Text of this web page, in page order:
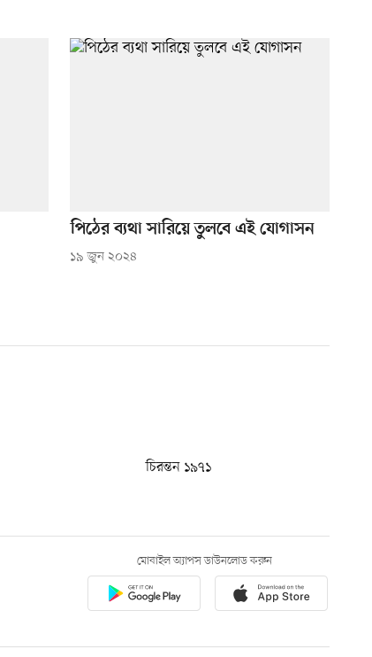
পিঠের ব্যথা সারিয়ে তুলবে এই যোগাসন
১৯ জুন ২০২৪
চিরন্তন ১৯৭১
মোবাইল অ্যাপস ডাউনলোড করুন